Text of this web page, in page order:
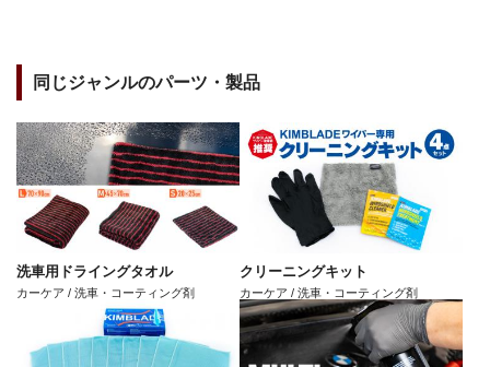
同じジャンルのパーツ・製品
洗車用ドライングタオル
カーケア / 洗車・コーティング剤
クリーニングキット
カーケア / 洗車・コーティング剤